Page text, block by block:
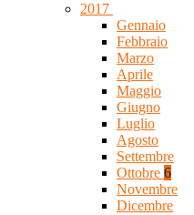
2017
Gennaio
Febbraio
Marzo
Aprile
Maggio
Giugno
Luglio
Agosto
Settembre
Ottobre 6
Novembre
Dicembre